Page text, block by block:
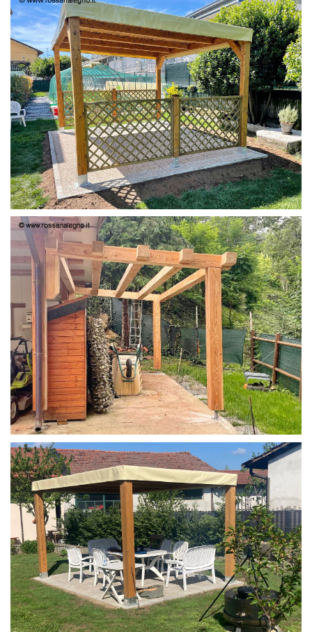
PERGOLA 4X3
STRUTTURA IN LARICE U/F CON INCASTRI
PERGOLA